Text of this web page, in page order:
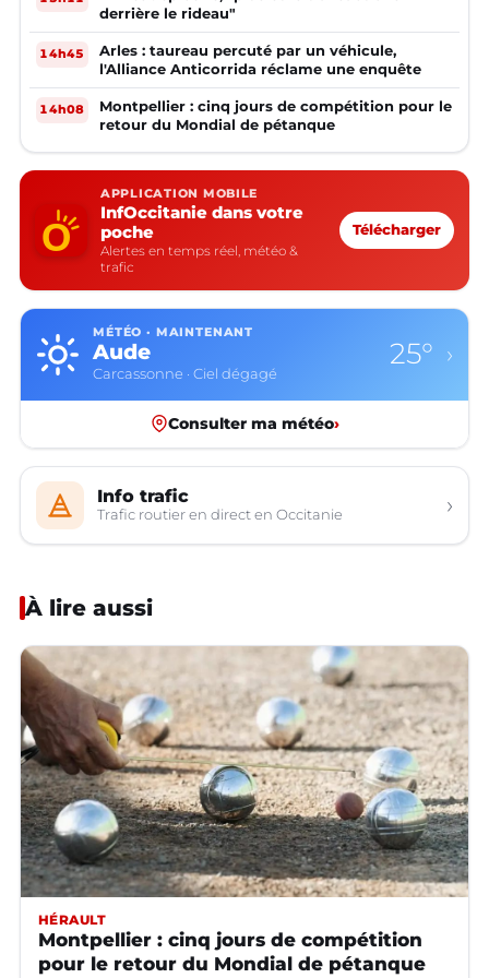
derrière le rideau"
14h45
Arles : taureau percuté par un véhicule,
l'Alliance Anticorrida réclame une enquête
14h08
Montpellier : cinq jours de compétition pour le
retour du Mondial de pétanque
APPLICATION MOBILE
InfOccitanie dans votre
poche
Alertes en temps réel, météo &
trafic
Télécharger
MÉTÉO · MAINTENANT
Aude
Carcassonne · Ciel dégagé
25° ›
Consulter ma météo›
Info trafic
Trafic routier en direct en Occitanie ›
À lire aussi
HÉRAULT
Montpellier : cinq jours de compétition
pour le retour du Mondial de pétanque